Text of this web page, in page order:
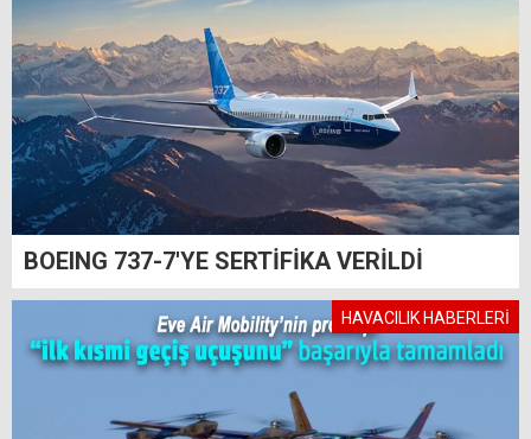
BOEING 737-7'YE SERTİFİKA VERİLDİ
HAVACILIK HABERLERİ